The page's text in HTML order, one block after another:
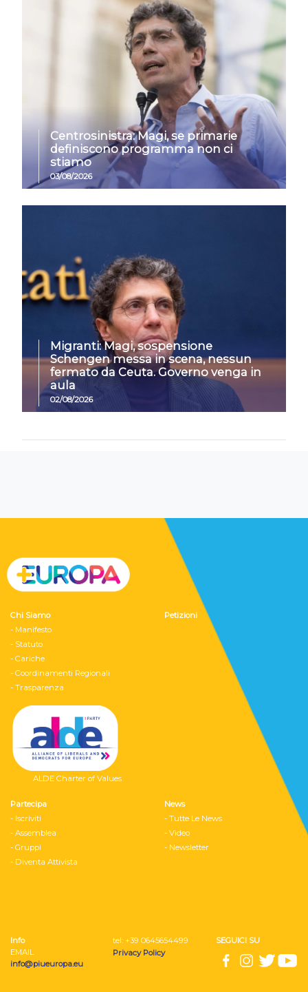
Centrosinistra: Magi, se primarie
definiscono programma non ci
stiamo
03/08/2026
Migranti: Magi, sospensione
Schengen messa in scena, nessun
fermato da Ceuta. Governo venga in
aula
02/08/2026
Chi Siamo
- Manifesto
- Statuto
- Cariche
- Coordinamenti Regionali
- Trasparenza
ALDE Charter of Values
Petizioni
Partecipa
- Iscriviti
- Assemblea
- Gruppi
- Diventa Attivista
News
- Tutte Le News
- Video
- Newsletter
Info
EMAIL
info@piueuropa.eu
tel: ‭+39 0645654499
Privacy Policy
SEGUICI SU